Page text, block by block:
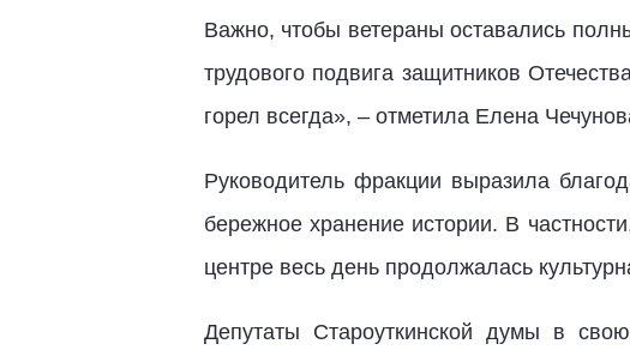
Важно, чтобы ветераны оставались
трудового подвига защитников
горел всегда», – отметила Елена
Руководитель фракции выразила
бережное хранение истории. В
центре весь день продолжалась
Депутаты Староуткинской думы в